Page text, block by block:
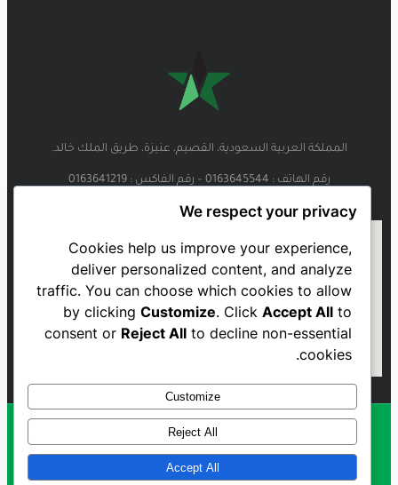
المملكة العربية السعودية، القصيم، عنيزة، طريق الملك خالد.
رقم الهاتف : 0163645544 – رقم الفاكس : 0163641219
Al Najmah FC - 2023
We respect your privacy
Cookies help us improve your experience,
deliver personalized content, and analyze
traffic. You can choose which cookies to allow
by clickingCustomize. ClickAccept All to
consent or Reject All to decline non-essential
cookies.
Customize
Reject All
Accept All